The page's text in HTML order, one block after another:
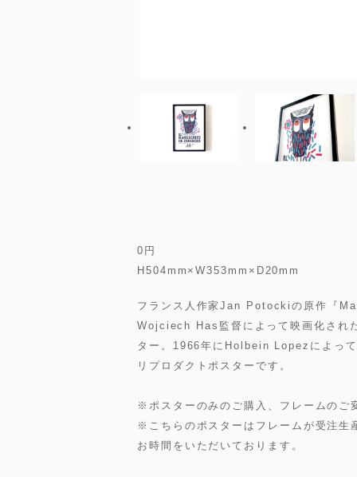
0 円
H504mm×W353mm×D20mm
フランス人作家Jan Potockiの原作『
Wojciech Has監督によって映画化さ
ター。1966年にHolbein Lopezによって
リプロダクトポスターです。
※ポスターのみのご購入、フレームのご
※こちらのポスターはフレームが受注生
お時間をいただいております。